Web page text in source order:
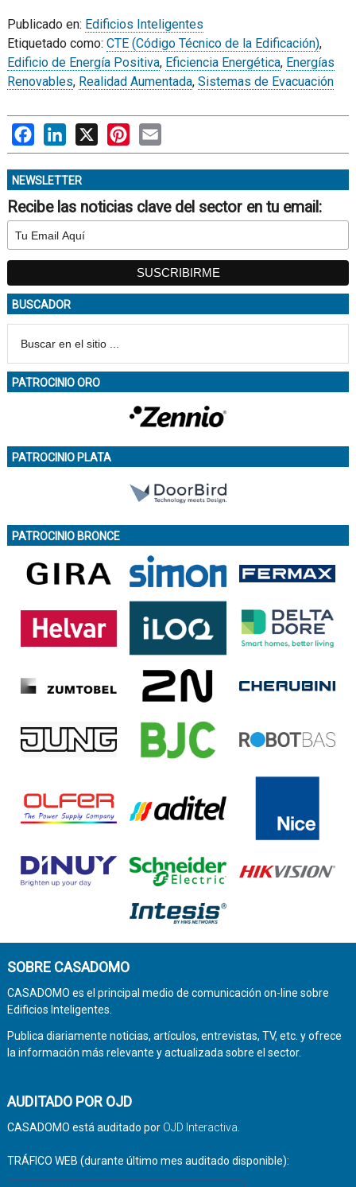
Publicado en: Edificios Inteligentes
Etiquetado como: CTE (Código Técnico de la Edificación),
Edificio de Energía Positiva, Eficiencia Energética, Energías
Renovables, Realidad Aumentada, Sistemas de Evacuación
FacebookLinkedIn
X PinterestEmail
NEWSLETTER
Recibe las noticias clave del sector en tu email:
BUSCADOR
PATROCINIO ORO
PATROCINIO PLATA
PATROCINIO BRONCE
SOBRE CASADOMO
CASADOMO es el principal medio de comunicación on-line sobre
Edificios Inteligentes.
Publica diariamente noticias, artículos, entrevistas, TV, etc. y ofrece
la información más relevante y actualizada sobre el sector.
AUDITADO POR OJD
CASADOMO está auditado por OJD Interactiva.
TRÁFICO WEB (durante último mes auditado disponible):